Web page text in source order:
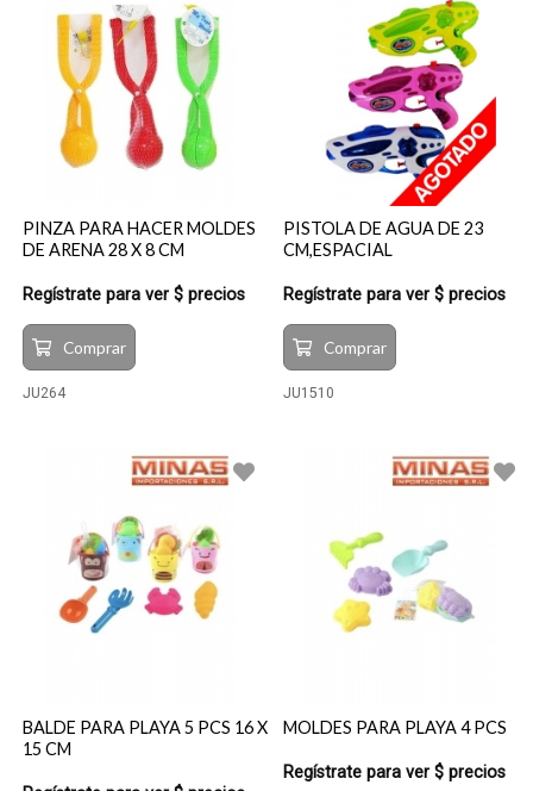
PINZA PARA HACER MOLDES
DE ARENA 28 X 8 CM
Regístrate para ver $ precios
Comprar
JU264
PISTOLA DE AGUA DE 23
CM,ESPACIAL
Regístrate para ver $ precios
Comprar
JU1510
BALDE PARA PLAYA 5 PCS 16 X
15 CM
MOLDES PARA PLAYA 4 PCS
Regístrate para ver $ precios